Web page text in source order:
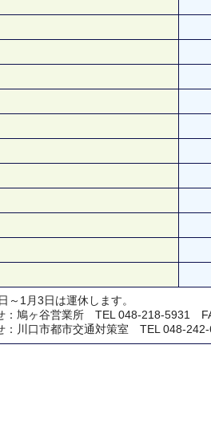
～1月3日は運休します。
：鳩ヶ谷営業所 TEL 048-218-5931
：川口市都市交通対策室 TEL 048-